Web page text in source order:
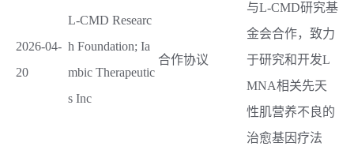
2026-04-
20
L-CMD Researc
h Foundation; Ia
mbic Therapeutic
s Inc
合作协议
与L-CMD研究基
金会合作，致力
于研究和开发L
MNA相关先天
性肌营养不良的
治愈基因疗法